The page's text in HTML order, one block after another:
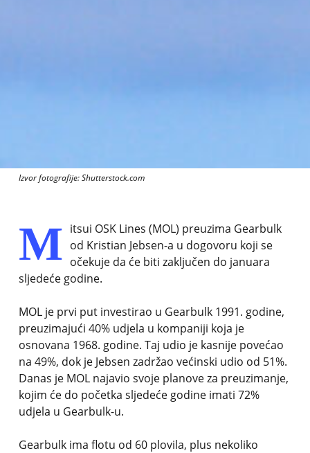
Izvor fotografije: Shutterstock.com
M itsui OSK Lines (MOL) preuzima Gearbulk
od Kristian Jebsen-a u dogovoru koji se
očekuje da će biti zaključen do januara
sljedeće godine.
MOL je prvi put investirao u Gearbulk 1991. godine,
preuzimajući 40% udjela u kompaniji koja je
osnovana 1968. godine. Taj udio je kasnije povećao
na 49%, dok je Jebsen zadržao većinski udio od 51%.
Danas je MOL najavio svoje planove za preuzimanje,
kojim će do početka sljedeće godine imati 72%
udjela u Gearbulk-u.
Gearbulk ima flotu od 60 plovila, plus nekoliko